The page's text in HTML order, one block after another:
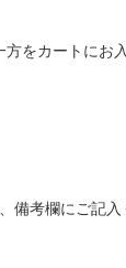
をカートにお
備考欄にご記